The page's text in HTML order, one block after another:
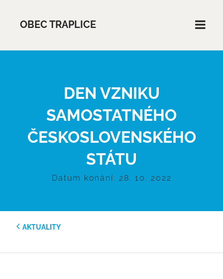
OBEC TRAPLICE
DEN VZNIKU
SAMOSTATNÉHO
ČESKOSLOVENSKÉHO
STÁTU
Datum konání: 28. 10. 2022
AKTUALITY